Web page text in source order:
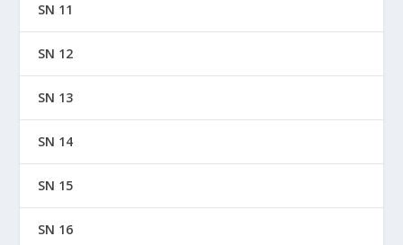
SN 11
SN 12
SN 13
SN 14
SN 15
SN 16